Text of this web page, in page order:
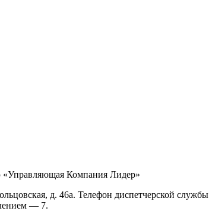
«Управляющая Компания Лидер»
д. 46а. Телефон диспетчерской службы
— 7.